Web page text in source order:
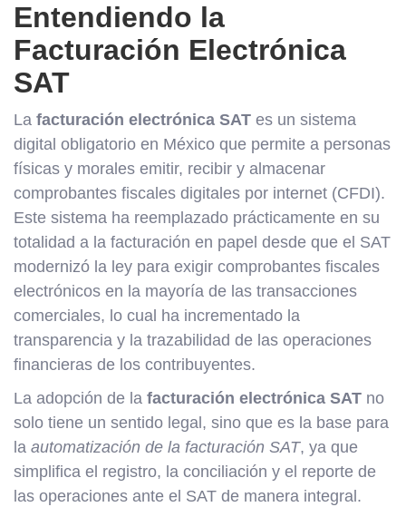
Entendiendo la
Facturación Electrónica
SAT
La facturación electrónica SAT es un sistema
digital obligatorio en México que permite a personas
físicas y morales emitir, recibir y almacenar
comprobantes fiscales digitales por internet (CFDI).
Este sistema ha reemplazado prácticamente en su
totalidad a la facturación en papel desde que el SAT
modernizó la ley para exigir comprobantes fiscales
electrónicos en la mayoría de las transacciones
comerciales, lo cual ha incrementado la
transparencia y la trazabilidad de las operaciones
financieras de los contribuyentes.
La adopción de la facturación electrónica SAT no
solo tiene un sentido legal, sino que es la base para
la automatización de la facturación SAT, ya que
simplifica el registro, la conciliación y el reporte de
las operaciones ante el SAT de manera integral.